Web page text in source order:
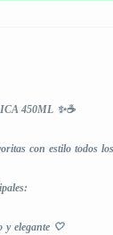
450ML ✨☕
con estilo todos
y elegante 🤍